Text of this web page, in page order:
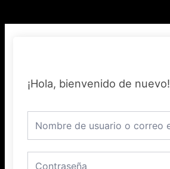
¡Hola, bienvenido de nuevo!